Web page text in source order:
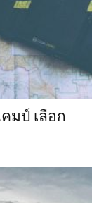
มป์ เลือก